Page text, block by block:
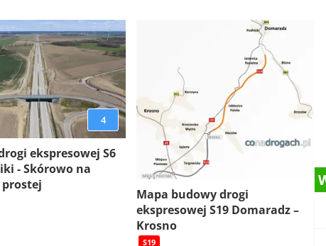
4
ekspresowej S6
- Skórowo na
Mapa budowy drogi
ekspresowej S19 Domaradz –
Krosno
S19